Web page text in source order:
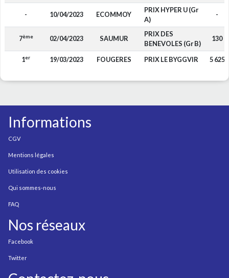
- 10/04/2023 ECOMMOY
PRIX HYPER U (Gr
A)
-
7ème 02/04/2023 SAUMUR
PRIX DES
BENEVOLES (Gr B)
130
1er 19/03/2023 FOUGERES PRIX LE BYGGVIR 5 625
Informations
CGV
Mentions légales
Utilisation des cookies
Qui sommes-nous
FAQ
Nos réseaux
Facebook
Twitter